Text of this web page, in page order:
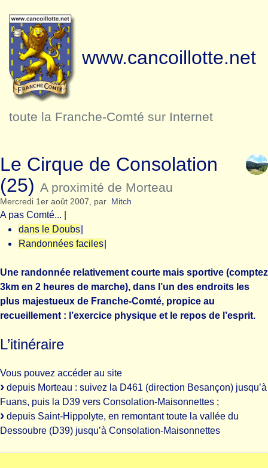
www.cancoillotte.net
toute la Franche-Comté sur Internet
Le Cirque de Consolation
(25) A proximité de Morteau
Mercredi 1er août 2007, par Mitch
A pas Comté...
dans le Doubs
Randonnées faciles
Une randonnée relativement courte mais sportive (comptez
3km en 2 heures de marche), dans l’un des endroits les
plus majestueux de Franche-Comté, propice au
recueillement : l’exercice physique et le repos de l’esprit.
L’itinéraire
Vous pouvez accéder au site
depuis Morteau : suivez la D461 (direction Besançon) jusqu’à
Fuans, puis la D39 vers Consolation-Maisonnettes ;
depuis Saint-Hippolyte, en remontant toute la vallée du
Dessoubre (D39) jusqu’à Consolation-Maisonnettes